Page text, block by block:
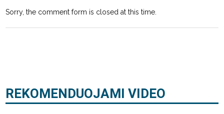
Sorry, the comment form is closed at this time.
REKOMENDUOJAMI VIDEO